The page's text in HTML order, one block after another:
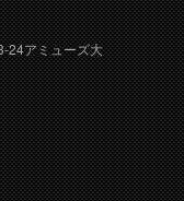
24アミューズ大